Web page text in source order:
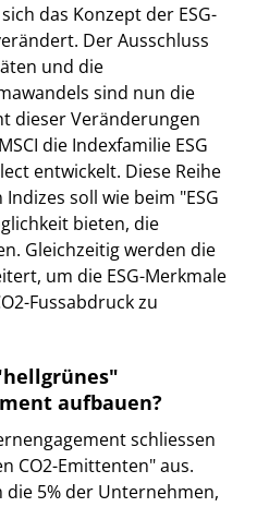
das Konzept der ESG-
Der Ausschluss
und die
sind nun die
dieser Veränderungen
die Indexfamilie ESG
entwickelt. Diese Reihe
soll wie beim "ESG
bieten, die
Gleichzeitig werden die
um die ESG-Merkmale
Fussabdruck zu
aufbauen?
schliessen
CO2-Emittenten" aus.
5% der Unternehmen,